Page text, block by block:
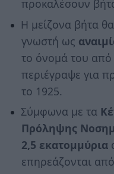
προκαλέσουν
Η μείζονα βήτα
γνωστή ως
το όνομά του από
περιέγραψε για
το 1925.
Σύμφωνα με τα
Πρόληψης
2,5 εκατομμύρια
επηρεάζονται